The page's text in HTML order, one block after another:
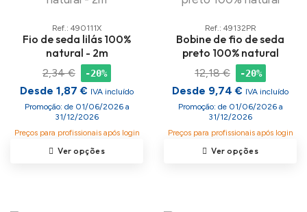
Ref.: 490111X
Fio de seda lilás 100%
natural - 2m
2,34 € -20%
Desde 1,87 € IVA incluído
Promoção: de 01/06/2026 a
31/12/2026
Preços para profissionais após login
Ver opções
Ref.: 49132PR
Bobine de fio de seda
preto 100% natural
12,18 € -20%
Desde 9,74 € IVA incluído
Promoção: de 01/06/2026 a
31/12/2026
Preços para profissionais após login
Ver opções